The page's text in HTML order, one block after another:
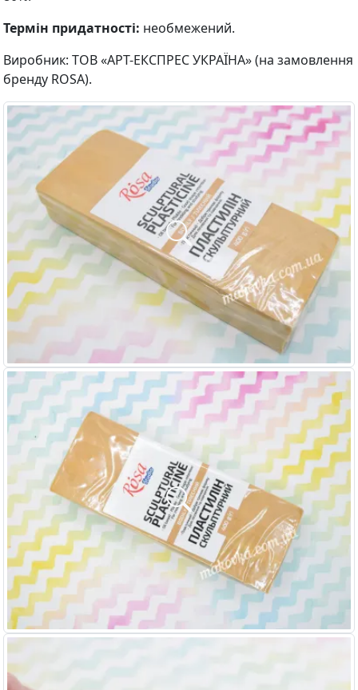
Термін придатності: необмежений.
Виробник: ТОВ «АРТ-ЕКСПРЕС УКРАЇНА» (на замовлення
бренду ROSA).